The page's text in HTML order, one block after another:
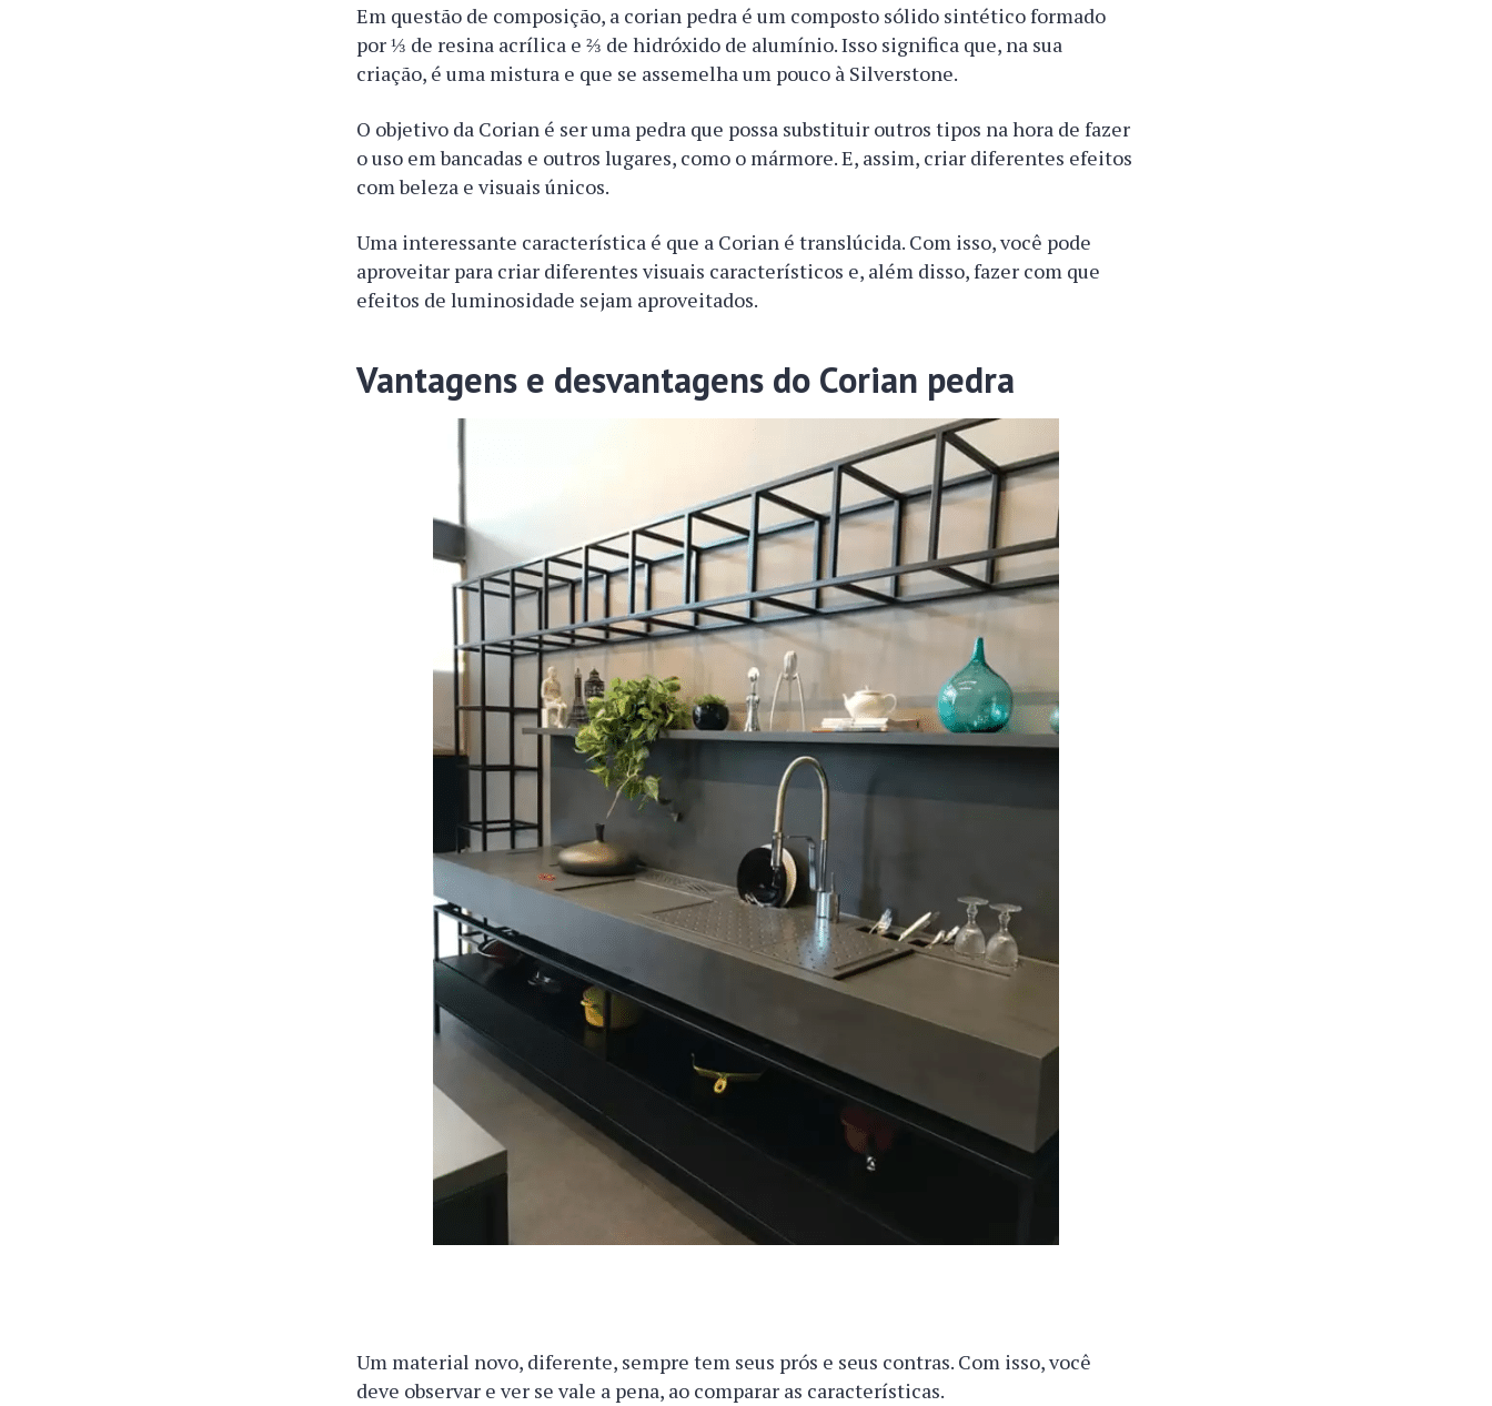
Em questão de composição, a corian pedra é um composto sólido sintético formado
por ⅓ de resina acrílica e ⅔ de hidróxido de alumínio. Isso significa que, na sua
criação, é uma mistura e que se assemelha um pouco à Silverstone.
O objetivo da Corian é ser uma pedra que possa substituir outros tipos na hora de fazer
o uso em bancadas e outros lugares, como o mármore. E, assim, criar diferentes efeitos
com beleza e visuais únicos.
Uma interessante característica é que a Corian é translúcida. Com isso, você pode
aproveitar para criar diferentes visuais característicos e, além disso, fazer com que
efeitos de luminosidade sejam aproveitados.
Vantagens e desvantagens do Corian pedra
Um material novo, diferente, sempre tem seus prós e seus contras. Com isso, você
deve observar e ver se vale a pena, ao comparar as características.